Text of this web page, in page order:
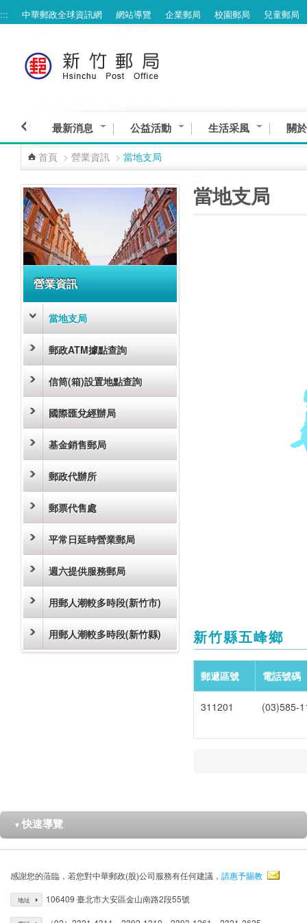
跳到主要內容區塊
::: 中華郵政全球資訊網 網站導覽 企業郵局 校園郵局 兒童郵局
最新消息 公益活動 生活采風 關
首頁 > 營業資訊 > 當地支局
營業資訊
當地支局
郵政ATM據點查詢
信筒(箱)設置地點查詢
國際匯兌經辦局
基金銷售郵局
郵政代辦所
郵票代售處
平常日延時營業郵局
週六提供服務郵局
用郵人潮較多時段(新竹市)
用郵人潮較多時段(新竹縣)
當地支局
新竹縣五峰鄉
郵遞區號 電話號碼
311201 (03)585-
▼ 快速導覽
感謝您的蒞臨，若您對中華郵政(股)公司服務有任何建議， 請惠予賜教
地址 106409 臺北市大安區金山南路2段55號